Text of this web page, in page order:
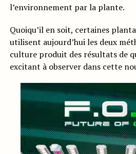
l’environnement par la plante.
Quoiqu’il en soit, certaines
utilisent aujourd’hui les deux
culture produit des résultats de
excitant à observer dans cette